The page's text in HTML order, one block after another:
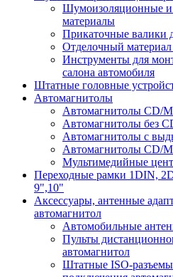
Шумоизоляционные
материалы
Прикаточные валики
Отделочный материал
Инструменты для
салона автомобиля
Штатные головные
Автомагнитолы
Автомагнитолы CD/
Автомагнитолы без
Автомагнитолы с
Автомагнитолы CD/
Мультимедийные
Переходные рамки 1DIN,
9",10"
Аксессуары, антенные
автомагнитол
Автомобильные
Пульты
автомагнитол
Штатные ISO-